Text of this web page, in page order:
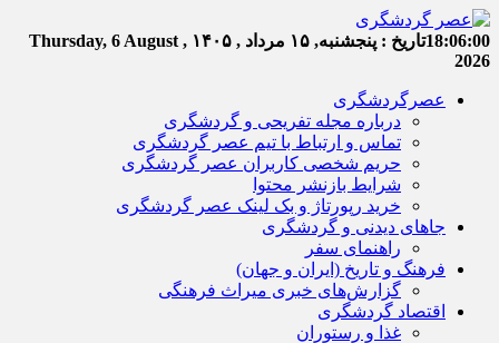
18:06:01تاریخ : پنجشنبه, ۱۵ مرداد , ۱۴۰۵
Thursday, 6 August ,
2026
عصرگردشگری
درباره مجله تفریحی و گردشگری
تماس و ارتباط با تیم عصر گردشگری
حریم شخصی کاربران عصر گردشگری
شرایط بازنشر محتوا
خرید رپورتاژ و بک لینک عصر گردشگری
جاهای دیدنی و گردشگری
راهنمای سفر
فرهنگ و تاریخ (ایران و جهان)
گزارش‌های خبری میراث فرهنگی
اقتصاد گردشگری
غذا و رستوران